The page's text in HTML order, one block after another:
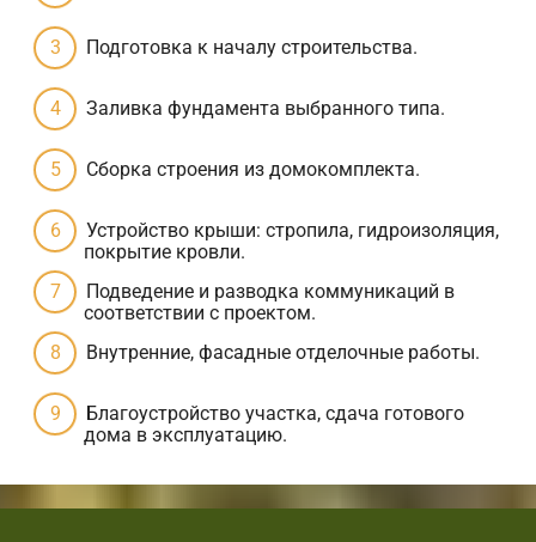
Подготовка к началу строительства.
Заливка фундамента выбранного типа.
Сборка строения из домокомплекта.
Устройство крыши: стропила, гидроизоляция,
покрытие кровли.
Подведение и разводка коммуникаций в
соответствии с проектом.
Внутренние, фасадные отделочные работы.
Благоустройство участка, сдача готового
дома в эксплуатацию.